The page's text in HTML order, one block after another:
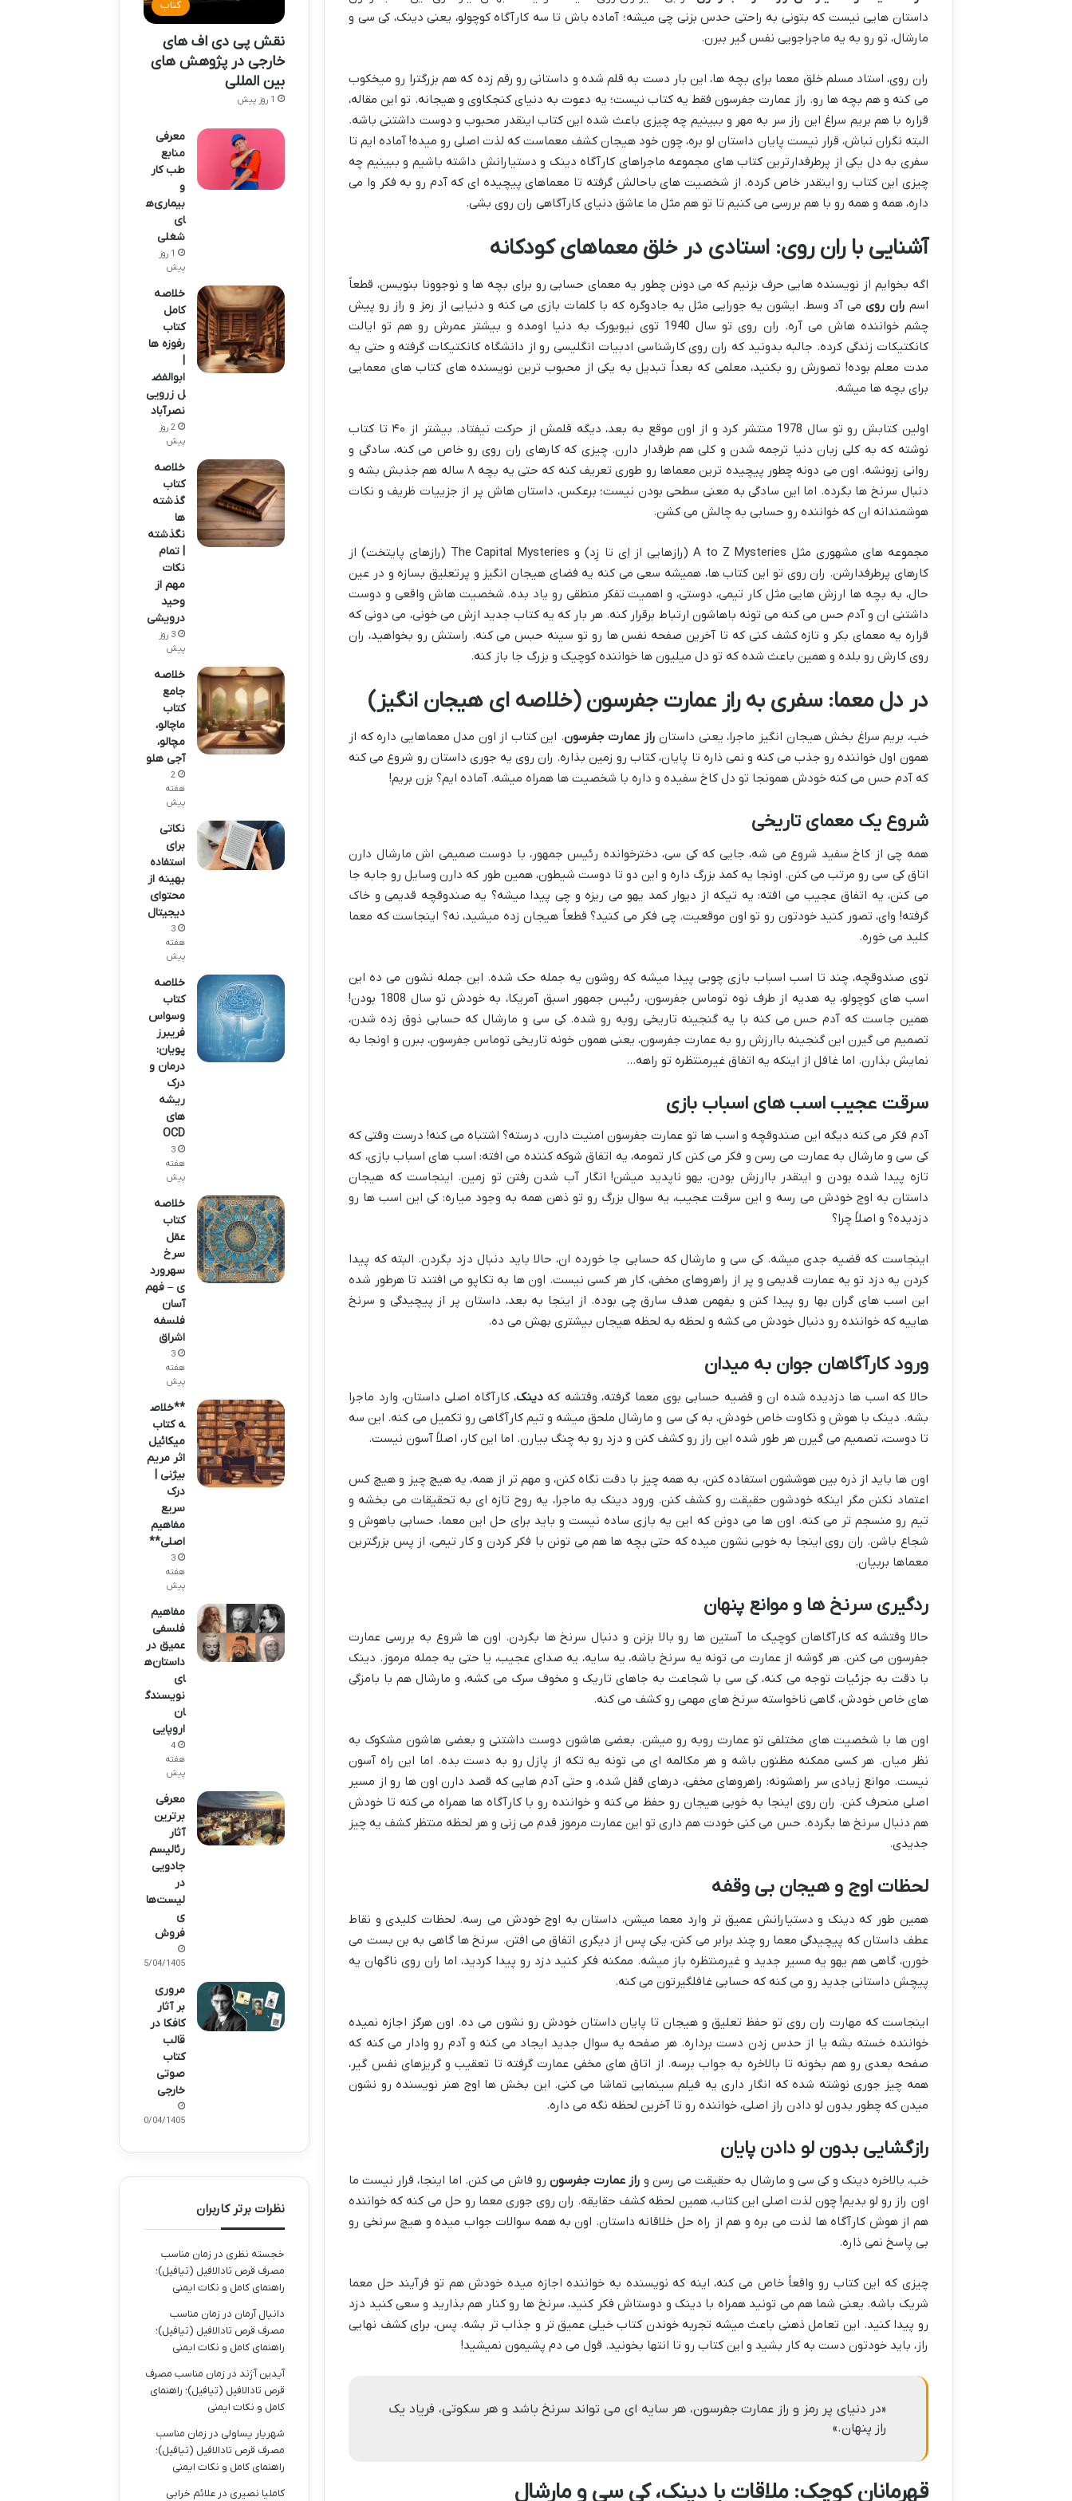
داستان هایی نیست که بتونی به راحتی حدس بزنی چی میشه؛ آماده باش تا سه کارآگاه کوچولو، یعنی دینک، کی سی و
مارشال، تو رو به یه ماجراجویی نفس گیر ببرن.
ران روی، استاد مسلم خلق معما برای بچه ها، این بار دست به قلم شده و داستانی رو رقم زده که هم بزرگترا رو میخکوب
می کنه و هم بچه ها رو. راز عمارت جفرسون فقط یه کتاب نیست؛ یه دعوت به دنیای کنجکاوی و هیجانه. تو این مقاله،
قراره با هم بریم سراغ این راز سر به مهر و ببینیم چه چیزی باعث شده این کتاب اینقدر محبوب و دوست داشتنی باشه.
البته نگران نباش، قرار نیست پایان داستان لو بره، چون خود هیجان کشف معماست که لذت اصلی رو میده! آماده ایم تا
سفری به دل یکی از پرطرفدارترین کتاب های مجموعه ماجراهای کارآگاه دینک و دستیارانش داشته باشیم و ببینیم چه
چیزی این کتاب رو اینقدر خاص کرده. از شخصیت های باحالش گرفته تا معماهای پیچیده ای که آدم رو به فکر وا می
داره، همه و همه رو با هم بررسی می کنیم تا تو هم مثل ما عاشق دنیای کارآگاهی ران روی بشی.
آشنایی با ران روی: استادی در خلق معماهای کودکانه
اگه بخوایم از نویسنده هایی حرف بزنیم که می دونن چطور یه معمای حسابی رو برای بچه ها و نوجوونا بنویسن، قطعاً
اسم ران رویمی آد وسط. ایشون یه جورایی مثل یه جادوگره که با کلمات بازی می کنه و دنیایی از رمز و راز رو پیش
چشم خواننده هاش می آره. ران روی تو سال 1940 توی نیویورک به دنیا اومده و بیشتر عمرش رو هم تو ایالت
کانکتیکات زندگی کرده. جالبه بدونید که ران روی کارشناسی ادبیات انگلیسی رو از دانشگاه کانکتیکات گرفته و حتی یه
مدت معلم بوده! تصورش رو بکنید، معلمی که بعداً تبدیل به یکی از محبوب ترین نویسنده های کتاب های معمایی
برای بچه ها میشه.
اولین کتابش رو تو سال 1978 منتشر کرد و از اون موقع به بعد، دیگه قلمش از حرکت نیفتاد. بیشتر از ۴۰ تا کتاب
نوشته که به کلی زبان دنیا ترجمه شدن و کلی هم طرفدار دارن. چیزی که کارهای ران روی رو خاص می کنه، سادگی و
روانی زبونشه. اون می دونه چطور پیچیده ترین معماها رو طوری تعریف کنه که حتی یه بچه ۸ ساله هم جذبش بشه و
دنبال سرنخ ها بگرده. اما این سادگی به معنی سطحی بودن نیست؛ برعکس، داستان هاش پر از جزییات ظریف و نکات
هوشمندانه ان که خواننده رو حسابی به چالش می کشن.
مجموعه های مشهوری مثل A to Z Mysteries (رازهایی از اِی تا زِد) و The Capital Mysteries (رازهای پایتخت) از
کارهای پرطرفدارشن. ران روی تو این کتاب ها، همیشه سعی می کنه یه فضای هیجان انگیز و پرتعلیق بسازه و در عین
حال، به بچه ها ارزش هایی مثل کار تیمی، دوستی، و اهمیت تفکر منطقی رو یاد بده. شخصیت هاش واقعی و دوست
داشتنی ان و آدم حس می کنه می تونه باهاشون ارتباط برقرار کنه. هر بار که یه کتاب جدید ازش می خونی، می دونی که
قراره یه معمای بکر و تازه کشف کنی که تا آخرین صفحه نفس ها رو تو سینه حبس می کنه. راستش رو بخواهید، ران
روی کارش رو بلده و همین باعث شده که تو دل میلیون ها خواننده کوچیک و بزرگ جا باز کنه.
در دل معما: سفری به راز عمارت جفرسون (خلاصه ای هیجان انگیز)
خب، بریم سراغ بخش هیجان انگیز ماجرا، یعنی داستان راز عمارت جفرسون. این کتاب از اون مدل معماهایی داره که از
همون اول خواننده رو جذب می کنه و نمی ذاره تا پایان، کتاب رو زمین بذاره. ران روی یه جوری داستان رو شروع می کنه
که آدم حس می کنه خودش همونجا تو دل کاخ سفیده و داره با شخصیت ها همراه میشه. آماده ایم؟ بزن بریم!
شروع یک معمای تاریخی
همه چی از کاخ سفید شروع می شه، جایی که کی سی، دخترخوانده رئیس جمهور، با دوست صمیمی اش مارشال دارن
اتاق کی سی رو مرتب می کنن. اونجا یه کمد بزرگ داره و این دو تا دوست شیطون، همین طور که دارن وسایل رو جابه جا
می کنن، یه اتفاق عجیب می افته: یه تیکه از دیوار کمد یهو می ریزه و چی پیدا میشه؟ یه صندوقچه قدیمی و خاک
گرفته! وای، تصور کنید خودتون رو تو اون موقعیت. چی فکر می کنید؟ قطعاً هیجان زده میشید، نه؟ اینجاست که معما
کلید می خوره.
توی صندوقچه، چند تا اسب اسباب بازی چوبی پیدا میشه که روشون یه جمله حک شده. این جمله نشون می ده این
اسب های کوچولو، یه هدیه از طرف نوه توماس جفرسون، رئیس جمهور اسبق آمریکا، به خودش تو سال 1808 بودن!
همین جاست که آدم حس می کنه با یه گنجینه تاریخی روبه رو شده. کی سی و مارشال که حسابی ذوق زده شدن،
تصمیم می گیرن این گنجینه باارزش رو به عمارت جفرسون، یعنی همون خونه تاریخی توماس جفرسون، ببرن و اونجا به
نمایش بذارن. اما غافل از اینکه یه اتفاق غیرمنتظره تو راهه…
سرقت عجیب اسب های اسباب بازی
آدم فکر می کنه دیگه این صندوقچه و اسب ها تو عمارت جفرسون امنیت دارن، درسته؟ اشتباه می کنه! درست وقتی که
کی سی و مارشال به عمارت می رسن و فکر می کنن کار تمومه، یه اتفاق شوکه کننده می افته: اسب های اسباب بازی، که
تازه پیدا شده بودن و اینقدر باارزش بودن، یهو ناپدید میشن! انگار آب شدن رفتن تو زمین. اینجاست که هیجان
داستان به اوج خودش می رسه و این سرقت عجیب، یه سوال بزرگ رو تو ذهن همه به وجود میاره: کی این اسب ها رو
دزدیده؟ و اصلاً چرا؟
اینجاست که قضیه جدی میشه. کی سی و مارشال که حسابی جا خورده ان، حالا باید دنبال دزد بگردن. البته که پیدا
کردن یه دزد تو یه عمارت قدیمی و پر از راهروهای مخفی، کار هر کسی نیست. اون ها به تکاپو می افتند تا هرطور شده
این اسب های گران بها رو پیدا کنن و بفهمن هدف سارق چی بوده. از اینجا به بعد، داستان پر از پیچیدگی و سرنخ
هاییه که خواننده رو دنبال خودش می کشه و لحظه به لحظه هیجان بیشتری بهش می ده.
ورود کارآگاهان جوان به میدان
حالا که اسب ها دزدیده شده ان و قضیه حسابی بوی معما گرفته، وقتشه که دینک، کارآگاه اصلی داستان، وارد ماجرا
بشه. دینک با هوش و ذکاوت خاص خودش، به کی سی و مارشال ملحق میشه و تیم کارآگاهی رو تکمیل می کنه. این سه
تا دوست، تصمیم می گیرن هر طور شده این راز رو کشف کنن و دزد رو به چنگ بیارن. اما این کار، اصلاً آسون نیست.
اون ها باید از ذره بین هوششون استفاده کنن، به همه چیز با دقت نگاه کنن، و مهم تر از همه، به هیچ چیز و هیچ کس
اعتماد نکنن مگر اینکه خودشون حقیقت رو کشف کنن. ورود دینک به ماجرا، یه روح تازه ای به تحقیقات می بخشه و
تیم رو منسجم تر می کنه. اون ها می دونن که این یه بازی ساده نیست و باید برای حل این معما، حسابی باهوش و
شجاع باشن. ران روی اینجا به خوبی نشون میده که حتی بچه ها هم می تونن با فکر کردن و کار تیمی، از پس بزرگترین
معماها بربیان.
ردگیری سرنخ ها و موانع پنهان
حالا وقتشه که کارآگاهان کوچیک ما آستین ها رو بالا بزنن و دنبال سرنخ ها بگردن. اون ها شروع به بررسی عمارت
جفرسون می کنن. هر گوشه از عمارت می تونه یه سرنخ باشه، یه سایه، یه صدای عجیب، یا حتی یه جمله مرموز. دینک
با دقت به جزئیات توجه می کنه، کی سی با شجاعت به جاهای تاریک و مخوف سرک می کشه، و مارشال هم با بامزگی
های خاص خودش، گاهی ناخواسته سرنخ های مهمی رو کشف می کنه.
اون ها با شخصیت های مختلفی تو عمارت روبه رو میشن. بعضی هاشون دوست داشتنی و بعضی هاشون مشکوک به
نظر میان. هر کسی ممکنه مظنون باشه و هر مکالمه ای می تونه یه تکه از پازل رو به دست بده. اما این راه آسون
نیست. موانع زیادی سر راهشونه: راهروهای مخفی، درهای قفل شده، و حتی آدم هایی که قصد دارن اون ها رو از مسیر
اصلی منحرف کنن. ران روی اینجا به خوبی هیجان رو حفظ می کنه و خواننده رو با کارآگاه ها همراه می کنه تا خودش
هم دنبال سرنخ ها بگرده. حس می کنی خودت هم داری تو این عمارت مرموز قدم می زنی و هر لحظه منتظر کشف یه چیز
جدیدی.
لحظات اوج و هیجان بی وقفه
همین طور که دینک و دستیارانش عمیق تر وارد معما میشن، داستان به اوج خودش می رسه. لحظات کلیدی و نقاط
عطف داستان که پیچیدگی معما رو چند برابر می کنن، یکی پس از دیگری اتفاق می افتن. سرنخ ها گاهی به بن بست می
خورن، گاهی هم یهو یه مسیر جدید و غیرمنتظره باز میشه. ممکنه فکر کنید دزد رو پیدا کردید، اما ران روی ناگهان یه
پیچش داستانی جدید رو می کنه که حسابی غافلگیرتون می کنه.
اینجاست که مهارت ران روی تو حفظ تعلیق و هیجان تا پایان داستان خودش رو نشون می ده. اون هرگز اجازه نمیده
خواننده خسته بشه یا از حدس زدن دست برداره. هر صفحه یه سوال جدید ایجاد می کنه و آدم رو وادار می کنه که
صفحه بعدی رو هم بخونه تا بالاخره به جواب برسه. از اتاق های مخفی عمارت گرفته تا تعقیب و گریزهای نفس گیر،
همه چیز جوری نوشته شده که انگار داری یه فیلم سینمایی تماشا می کنی. این بخش ها اوج هنر نویسنده رو نشون
میدن که چطور بدون لو دادن راز اصلی، خواننده رو تا آخرین لحظه نگه می داره.
رازگشایی بدون لو دادن پایان
خب، بالاخره دینک و کی سی و مارشال به حقیقت می رسن و راز عمارت جفرسونرو فاش می کنن. اما اینجا، قرار نیست ما
اون راز رو لو بدیم! چون لذت اصلی این کتاب، همین لحظه کشف حقایقه. ران روی جوری معما رو حل می کنه که خواننده
هم از هوش کارآگاه ها لذت می بره و هم از راه حل خلاقانه داستان. اون به همه سوالات جواب میده و هیچ سرنخی رو
بی پاسخ نمی ذاره.
چیزی که این کتاب رو واقعاً خاص می کنه، اینه که نویسنده به خواننده اجازه میده خودش هم تو فرآیند حل معما
شریک باشه. یعنی شما هم می تونید همراه با دینک و دوستاش فکر کنید، سرنخ ها رو کنار هم بذارید و سعی کنید دزد
رو پیدا کنید. این تعامل ذهنی باعث میشه تجربه خوندن کتاب خیلی عمیق تر و جذاب تر بشه. پس، برای کشف نهایی
راز، باید خودتون دست به کار بشید و این کتاب رو تا انتها بخونید. قول می دم پشیمون نمیشید!
«در دنیای پر رمز و راز عمارت جفرسون، هر سایه ای می تواند سرنخ باشد و هر سکوتی، فریاد یک
راز پنهان.»
قهرمانان کوچک: ملاقات با دینک، کی سی و مارشال
کتاب
نقش پی دی اف های
خارجی در پژوهش های
بین المللی
1 روز پیش
معرفی
منابع
طب کار
و
بیماری‌ه
ای
شغلی
1 روز
پیش
خلاصه
کامل
کتاب
رفوزه ها
ابوالفض
ل زرویی
نصرآباد
2 روز
پیش
خلاصه
کتاب
گذشته
ها
نگذشته
| تمام
نکات
مهم از
وحید
درویشی
3 روز
پیش
خلاصه
جامع
کتاب
ماچالو،
مچالو،
آجی هلو
2
هفته
پیش
نکاتی
برای
استفاده
بهینه از
محتوای
دیجیتال
3
هفته
پیش
خلاصه
کتاب
وسواس
فریبرز
پویان:
درمان و
درک
ریشه
های
OCD
3
هفته
پیش
خلاصه
کتاب
عقل
سرخ
سهرورد
ی – فهم
آسان
فلسفه
اشراق
3
هفته
پیش
**خلاص
ه کتاب
میکائیل
اثر مریم
بیژنی |
درک
سریع
مفاهیم
اصلی**
3
هفته
پیش
مفاهیم
فلسفی
عمیق در
داستان‌ه
ای
نویسندگ
ان
اروپایی
4
هفته
پیش
معرفی
برترین
آثار
رئالیسم
جادویی
در
لیست‌ها
ی
فروش
15/04/1405
مروری
بر آثار
کافکا در
قالب
کتاب
صوتی
خارجی
10/04/1405
نظرات برتر کاربران
خجسته نظری در زمان مناسب
مصرف قرص تادالافیل (تیافیل)؛
راهنمای کامل و نکات ایمنی
دانیال آرمان در زمان مناسب
مصرف قرص تادالافیل (تیافیل)؛
راهنمای کامل و نکات ایمنی
آیدین آژنددر زمان مناسب مصرف
قرص تادالافیل (تیافیل)؛ راهنمای
کامل و نکات ایمنی
شهریار یساولی در زمان مناسب
مصرف قرص تادالافیل (تیافیل)؛
راهنمای کامل و نکات ایمنی
کاملیا نصیری در علائم خرابی